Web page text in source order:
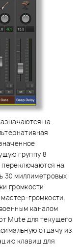
на
группу 8
на
30 миллиметровых
громкости
громкости.
каналом
Mute для текущего
отдачу из
клавиш для